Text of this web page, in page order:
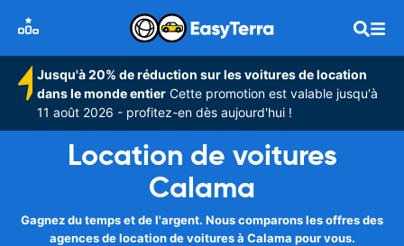
Jusqu'à 20% de réduction sur les voitures de location
dans le monde entier Cette promotion est valable jusqu'à
11 août 2026 - profitez-en dès aujourd'hui !
Location de voitures
Calama
Gagnez du temps et de l'argent. Nous comparons les offres des
agences de location de voitures à Calama pour vous.